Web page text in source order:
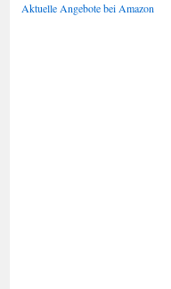
Aktuelle Angebote bei Amazon